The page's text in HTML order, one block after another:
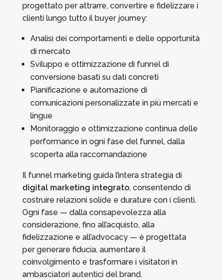
progettato per attrarre, convertire e fidelizzare i
clienti lungo tutto il buyer journey:
Analisi dei comportamenti e delle opportunità
di mercato
Sviluppo e ottimizzazione di funnel di
conversione basati su dati concreti
Pianificazione e automazione di
comunicazioni personalizzate in più mercati e
lingue
Monitoraggio e ottimizzazione continua delle
performance in ogni fase del funnel, dalla
scoperta alla raccomandazione
Il funnel marketing guida l’intera strategia di
digital marketing integrato, consentendo di
costruire relazioni solide e durature con i clienti.
Ogni fase — dalla consapevolezza alla
considerazione, fino all’acquisto, alla
fidelizzazione e all’advocacy — è progettata
per generare fiducia, aumentare il
coinvolgimento e trasformare i visitatori in
ambasciatori autentici del brand.